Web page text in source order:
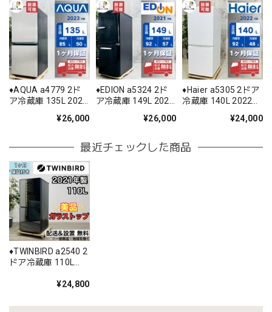
♦️AQUA a4779 2ド
ア冷蔵庫 135L 2023
¥26,000
♦️EDION a5324 2ド
ア冷蔵庫 149L 2021
¥26,000
♦️Haier a5305 2ドア
冷蔵庫 140L 2022年
¥24,000
最近チェックした商品
♦️TWINBIRD a2540 2
ドア冷蔵庫 110L
¥24,800